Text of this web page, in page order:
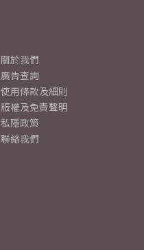
關於我們
廣告查詢
使用條款及細則
版權及免責聲明
私隱政策
聯絡我們